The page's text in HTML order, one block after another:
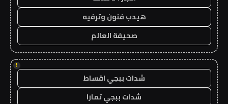
هيدب فنون وترفيه
صحيفة العالم
!
شدات ببجي اقساط
شدات ببجي تمارا